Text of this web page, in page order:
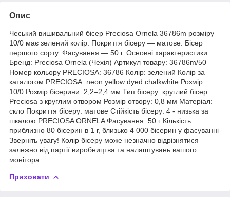
Опис
Чеський вишивальний бісер Preciosa Ornela 36786m розміру
10/0 має зелений колір. Покриття бісеру — матове. Бісер
першого сорту. Фасування — 50 г. Основні характеристики:
Бренд: Preciosa Ornela (Чехія) Артикул товару: 36786m/50
Номер кольору PRECIOSA: 36786 Колір: зелений Колір за
каталогом PRECIOSA: neon yellow dyed chalkwhite Розмір:
10/0 Розмір бісерини: 2,2–2,4 мм Тип бісеру: круглий бісер
Preciosa з круглим отвором Розмір отвору: 0,8 мм Матеріал:
скло Покриття бісеру: матове Стійкість бісеру: 4 - низька за
шкалою PRECIOSA ORNELA Фасування: 50 г Кількість:
приблизно 80 бісерин в 1 г, близько 4 000 бісерин у фасуванні
Зверніть увагу! Колір бісеру може незначно відрізнятися
залежно від партії виробництва та налаштувань вашого
монітора.
Приховати